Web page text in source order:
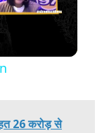
26 करोड़ से